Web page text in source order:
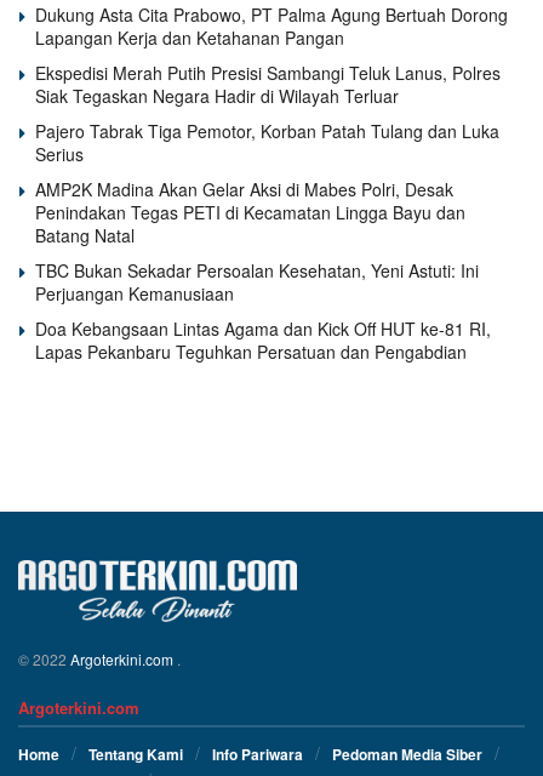
Dukung Asta Cita Prabowo, PT Palma Agung Bertuah Dorong
Lapangan Kerja dan Ketahanan Pangan
Ekspedisi Merah Putih Presisi Sambangi Teluk Lanus, Polres
Siak Tegaskan Negara Hadir di Wilayah Terluar
Pajero Tabrak Tiga Pemotor, Korban Patah Tulang dan Luka
Serius
AMP2K Madina Akan Gelar Aksi di Mabes Polri, Desak
Penindakan Tegas PETI di Kecamatan Lingga Bayu dan
Batang Natal
TBC Bukan Sekadar Persoalan Kesehatan, Yeni Astuti: Ini
Perjuangan Kemanusiaan
Doa Kebangsaan Lintas Agama dan Kick Off HUT ke-81 RI,
Lapas Pekanbaru Teguhkan Persatuan dan Pengabdian
© 2022 Argoterkini.com .
Argoterkini.com
Home Tentang Kami Info Pariwara
Pedoman Media Siber